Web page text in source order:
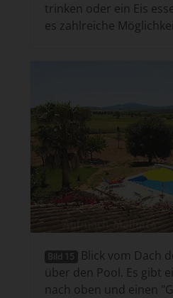
trinken oder ein Eis
es zahlreiche
Bild 15
Blick vom Dach
über den Pool. Es gibt
nach oben und einen